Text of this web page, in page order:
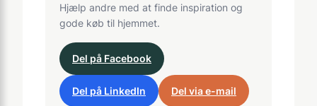
Hjælp andre med at finde inspiration og
gode køb til hjemmet.
Del på Facebook
Del på LinkedIn Del via e-mail